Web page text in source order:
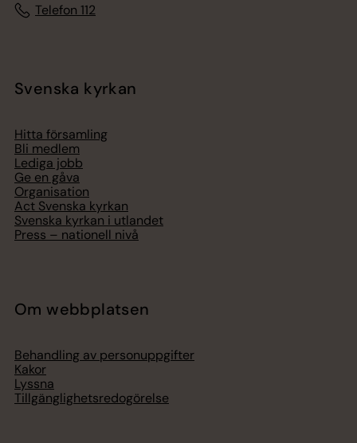
Telefon 112
Svenska kyrkan
Hitta församling
Bli medlem
Lediga jobb
Ge en gåva
Organisation
Act Svenska kyrkan
Svenska kyrkan i utlandet
Press – nationell nivå
Om webbplatsen
Behandling av personuppgifter
Kakor
Lyssna
Tillgänglighetsredogörelse